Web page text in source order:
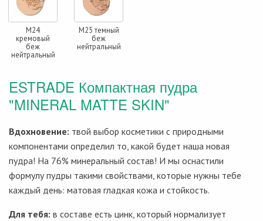
М24
кремовый
беж
нейтральный
М25 темный
беж
нейтральный
ESTRADE Компактная пудра
"MINERAL MATTE SKIN"
Вдохновение: твой выбор косметики с природными
компонентами определил то, какой будет наша новая
пудра! На 76% минеральный состав! И мы оснастили
формулу пудры такими свойствами, которые нужны тебе
каждый день: матовая гладкая кожа и стойкость.
Для тебя: в составе есть цинк, который нормализует